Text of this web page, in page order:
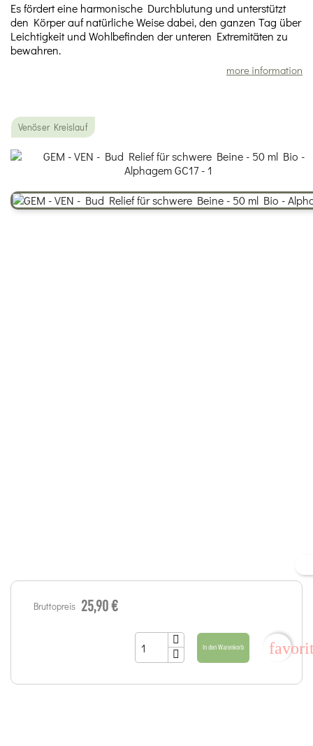
Es fördert eine harmonische Durchblutung und unterstützt
den Körper auf natürliche Weise dabei, den ganzen Tag über
Leichtigkeit und Wohlbefinden der unteren Extremitäten zu
bewahren.
more information
Venöser Kreislauf
Bruttopreis 25,90 €
In den Warenkorb